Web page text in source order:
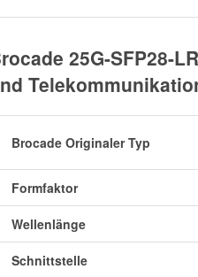
25G-SFP28-
Brocade Originaler Typ
Formfaktor
Wellenlänge
Schnittstelle